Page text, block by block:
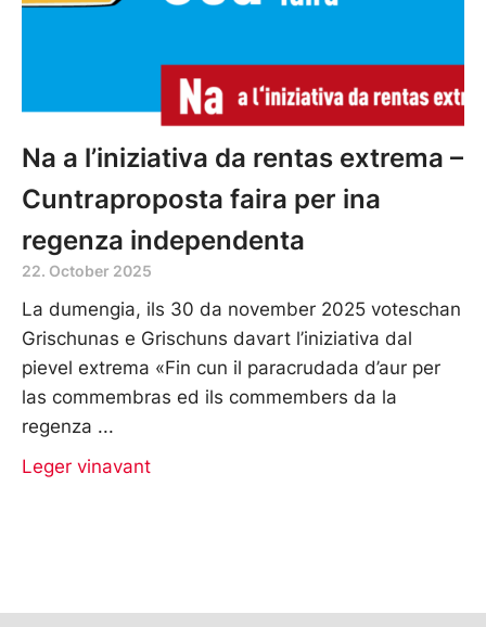
Na a l’iniziativa da rentas extrema –
Cuntraproposta faira per ina
regenza independenta
22. October 2025
La dumengia, ils 30 da november 2025 voteschan
Grischunas e Grischuns davart l’iniziativa dal
pievel extrema «Fin cun il paracrudada d’aur per
las commembras ed ils commembers da la
regenza
Leger vinavant